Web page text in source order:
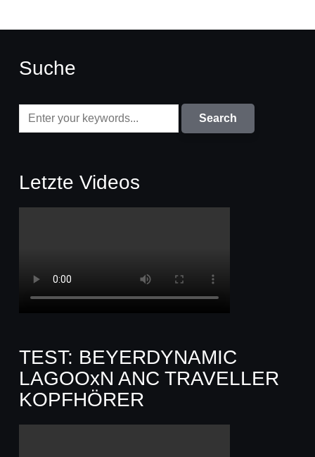
Suche
Letzte Videos
TEST: BEYERDYNAMIC
LAGOOxN ANC TRAVELLER
KOPFHÖRER